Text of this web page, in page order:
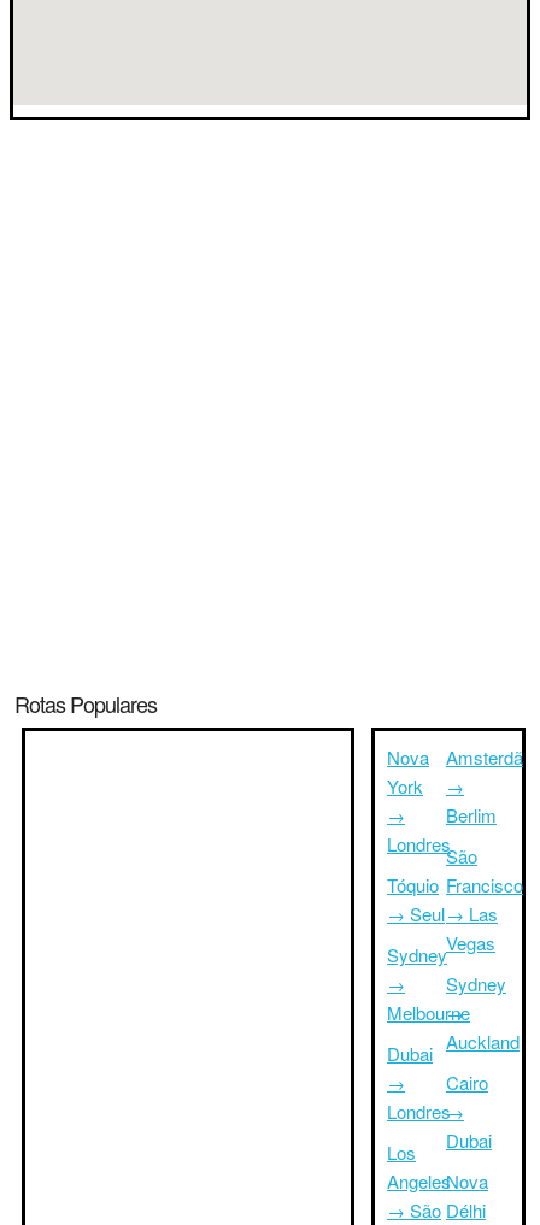
Rotas Populares
Nova
York
→
Londres
Tóquio
→ Seul
Sydney
→
Melbourne
Dubai
→
Londres
Los
Angeles
→ São
Amsterdã
→
Berlim
São
Francisco
→ Las
Vegas
Sydney
→
Auckland
Cairo
→
Dubai
Nova
Délhi